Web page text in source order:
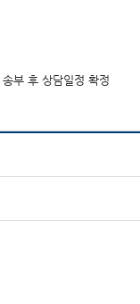
부 후 상담일정 확정